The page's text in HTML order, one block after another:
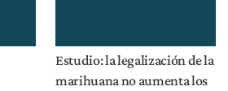
Estudio: la legalización de la
marihuana no aumenta los